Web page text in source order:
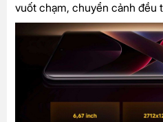
vuốt chạm, chuyển cảnh đều